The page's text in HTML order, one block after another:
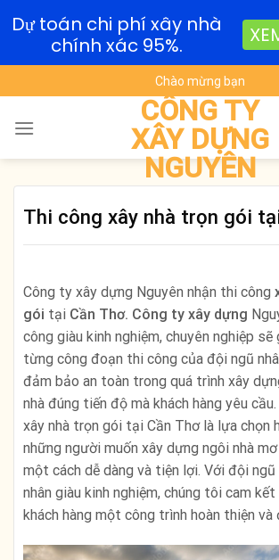
to
content
Chào mừng bạn
CÔNG TY
XÂY DỰNG
NGUYÊN
Thi công xây nhà trọn gói
Công ty xây dựng Nguyên nhận thi công
gói tại Cần Thơ. Công ty xây dựng
công giàu kinh nghiệm, chuyên nghiệp
từng công đoạn thi công của đội ngũ
đảm bảo an toàn trong quá trình xây
nhà đúng tiến độ mà khách hàng yêu
xây nhà trọn gói tại Cần Thơ là lựa chọn
những người muốn xây dựng ngôi nhà
một cách dễ dàng và tiện lợi. Với đội
nhân giàu kinh nghiệm, chúng tôi cam
khách hàng một công trình hoàn thiện và
Dự toán chi phí xây nhà
chính xác 95%.